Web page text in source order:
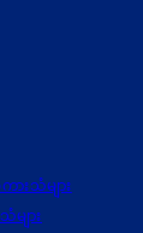
ားသံများ
များ